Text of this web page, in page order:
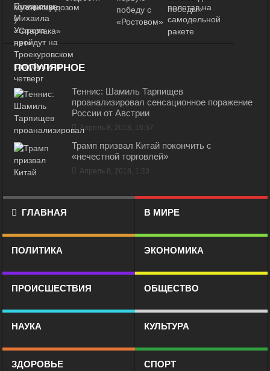
ПОПУЛЯРНОЕ
Теннис: Шамиль Тарпищев
проанализировал сенсационное поражение
России от Австрии
Апрель 8, 2018, 16:37
Трамп призвал Китай покончить с
«нечестной торговлей»
Апрель 8, 2018, 1:23
ГЛАВНАЯ В МИРЕ
ПОЛИТИКА ЭКОНОМИКА
ПРОИСШЕСТВИЯ ОБЩЕСТВО
НАУКА КУЛЬТУРА
ЗДОРОВЬЕ СПОРТ